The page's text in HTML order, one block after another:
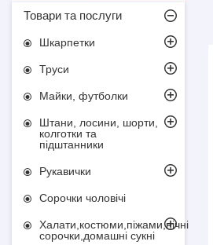
Товари та послуги
Шкарпетки
Труси
Майки, футболки
Штани, лосини, шорти,
колготки та
підштанники
Рукавички
Сорочки чоловічі
Халати,костюми,піжами,нічні
сорочки,домашні сукні